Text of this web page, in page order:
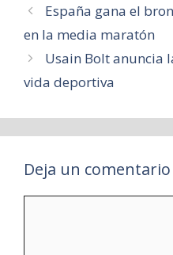
España gana el
en la media maratón
Usain Bolt anuncia
vida deportiva
Deja un comentario